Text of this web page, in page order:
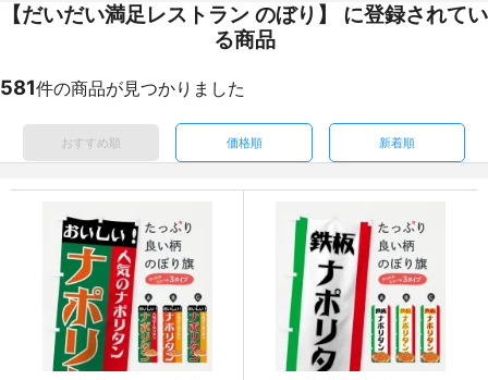
【だいだい満足レストラン のぼり】 に登録されてい
る商品
581件の商品が見つかりました
おすすめ順 価格順 新着順